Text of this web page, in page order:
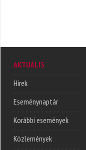
AKTUÁLIS
Hírek
Eseménynaptár
Korábbi események
Közlemények